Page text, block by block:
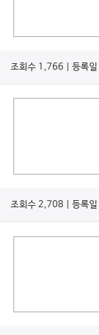
조회수 1,766 | 등록일
조회수 2,708 | 등록일